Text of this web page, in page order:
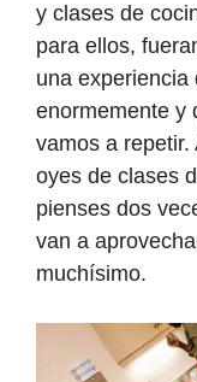
y clases de
para ellos,
una experiencia
enormemente y
vamos a
oyes de clases
pienses dos
van a
muchísimo.